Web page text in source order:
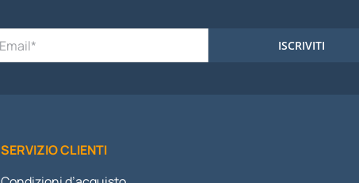
ISCRIVITI
SERVIZIO CLIENTI